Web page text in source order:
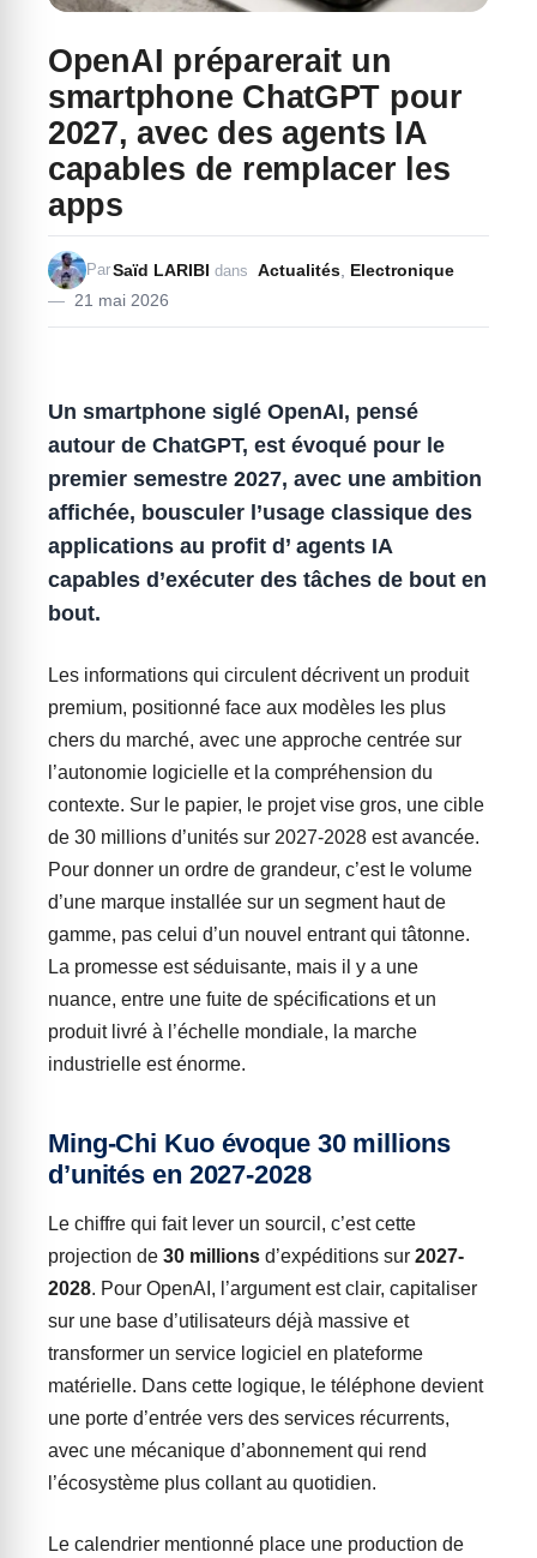
OpenAI préparerait un
smartphone ChatGPT pour
2027, avec des agents IA
capables de remplacer les
apps
21 mai 2026
ParSaïd LARIBI dans Actualités Electronique
Un smartphone siglé OpenAI, pensé
autour de ChatGPT, est évoqué pour le
premier semestre 2027, avec une ambition
affichée, bousculer l’usage classique des
applications au profit d’ agents IA
capables d’exécuter des tâches de bout en
bout.
Les informations qui circulent décrivent un produit
premium, positionné face aux modèles les plus
chers du marché, avec une approche centrée sur
l’autonomie logicielle et la compréhension du
contexte. Sur le papier, le projet vise gros, une cible
de 30 millions d’unités sur 2027-2028 est avancée.
Pour donner un ordre de grandeur, c’est le volume
d’une marque installée sur un segment haut de
gamme, pas celui d’un nouvel entrant qui tâtonne.
La promesse est séduisante, mais il y a une
nuance, entre une fuite de spécifications et un
produit livré à l’échelle mondiale, la marche
industrielle est énorme.
Ming-Chi Kuo évoque 30 millions
d’unités en 2027-2028
Le chiffre qui fait lever un sourcil, c’est cette
projection de 30 millions d’expéditions sur 2027-
2028. Pour OpenAI, l’argument est clair, capitaliser
sur une base d’utilisateurs déjà massive et
transformer un service logiciel en plateforme
matérielle. Dans cette logique, le téléphone devient
une porte d’entrée vers des services récurrents,
avec une mécanique d’abonnement qui rend
l’écosystème plus collant au quotidien.
Le calendrier mentionné place une production de